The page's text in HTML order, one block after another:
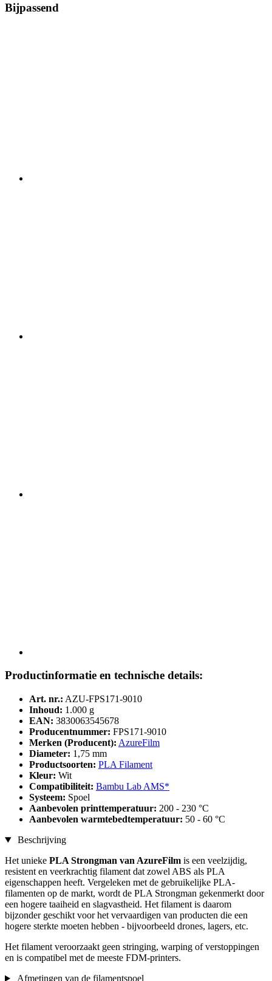
Bijpassend
Productinformatie en technische details:
Art. nr.: AZU-FPS171-9010
Inhoud: 1.000 g
EAN: 3830063545678
Producentnummer: FPS171-9010
Merken (Producent): AzureFilm
Diameter: 1,75 mm
Productsoorten: PLA Filament
Kleur: Wit
Compatibiliteit: Bambu Lab AMS*
Systeem: Spoel
Aanbevolen printtemperatuur: 200 - 230 °C
Aanbevolen warmtebedtemperatuur: 50 - 60 °C
Beschrijving
Het unieke PLA Strongman van AzureFilm is een veelzijdig,
resistent en veerkrachtig filament dat zowel ABS als PLA
eigenschappen heeft. Vergeleken met de gebruikelijke PLA-
filamenten op de markt, wordt de PLA Strongman gekenmerkt door
een hogere taaiheid en slagvastheid. Het filament is daarom
bijzonder geschikt voor het vervaardigen van producten die een
hogere sterkte moeten hebben - bijvoorbeeld drones, lagers, etc.
Het filament veroorzaakt geen stringing, warping of verstoppingen
en is compatibel met de meeste FDM-printers.
Afmetingen van de filamentspoel